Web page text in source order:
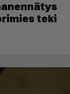
teki